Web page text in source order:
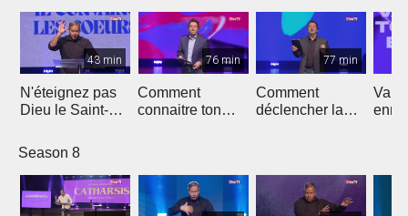
43 min
N'éteignez pas
Dieu le Saint-
76 min
Comment
connaitre ton
77 min
Comment
déclencher la
Season 8